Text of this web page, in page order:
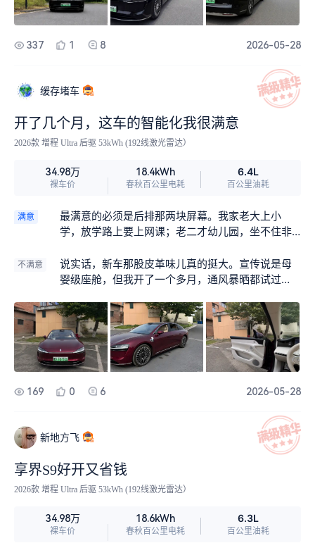
337 1 8 2026-05-28
缓存堵车
开了几个月，这车的智能化我很满意
2026款 增程 Ultra 后驱 53kWh (192线激光雷达）
34.98万
裸车价
18.4kWh
春秋百公里电耗
6.4L
百公里油耗
满意
最满意的必须是后排那两块屏幕。我家老大上小
学，放学路上要上网课；老二才幼儿园，坐不住非
后排简直是战场。现在好了，后排双屏能分区播
放，我给老大锁住网课界面，老二那头播着《超级
静下来了，我开车也能专心，感觉像多了个移动客
厅。
不满意
说实话，新车那股皮革味儿真的挺大。宣传说是母
婴级座舱，但我开了一个多月，通风暴晒都试过
吸道有点敏感，上车就打喷嚏，那段时间我不得不
开着窗户开，夏天还好，但总觉得跟宣传的有点落
差。现在三个月了，味道才基本散掉，希望厂家以
后能在材料选择上再下点功夫。
169 0 6 2026-05-28
新地方飞
享界S9好开又省钱
2026款 增程 Ultra 后驱 53kWh (192线激光雷达）
34.98万
裸车价
18.6kWh
春秋百公里电耗
6.3L
百公里油耗